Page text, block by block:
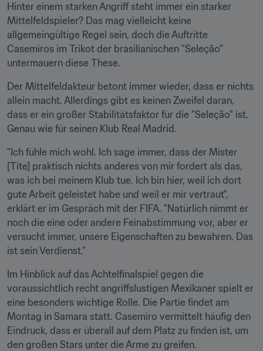
Hinter einem starken Angriff steht immer ein starker
Mittelfeldspieler? Das mag vielleicht keine
allgemeingültige Regel sein, doch die Auftritte
Casemiros im Trikot der brasilianischen "Seleção"
untermauern diese These.
Der Mittelfeldakteur betont immer wieder, dass er nichts
allein macht. Allerdings gibt es keinen Zweifel daran,
dass er ein großer Stabilitätsfaktor für die "Seleção" ist.
Genau wie für seinen Klub Real Madrid.
"Ich fühle mich wohl. Ich sage immer, dass der Mister
[Tite] praktisch nichts anderes von mir fordert als das,
was ich bei meinem Klub tue. Ich bin hier, weil ich dort
gute Arbeit geleistet habe und weil er mir vertraut",
erklärt er im Gespräch mit der FIFA. "Natürlich nimmt er
noch die eine oder andere Feinabstimmung vor, aber er
versucht immer, unsere Eigenschaften zu bewahren. Das
ist sein Verdienst."
Im Hinblick auf das Achtelfinalspiel gegen die
voraussichtlich recht angriffslustigen Mexikaner spielt er
eine besonders wichtige Rolle. Die Partie findet am
Montag in Samara statt. Casemiro vermittelt häufig den
Eindruck, dass er überall auf dem Platz zu finden ist, um
den großen Stars unter die Arme zu greifen.